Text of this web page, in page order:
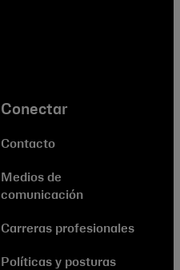
Conectar
Contacto
Medios de
comunicación
Carreras profesionales
Políticas y posturas